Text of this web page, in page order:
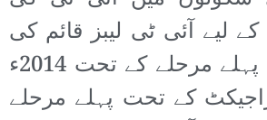
لیے آئی ٹی لیبز قائم کی
گئیں جس میں پہلے مرحلے کے تحت 2014ء
کے تحت پہلے مرحلے